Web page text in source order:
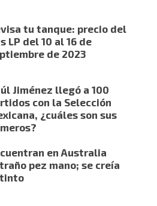
tu tanque: precio del
LP del 10 al 16 de
de 2023
Jiménez llegó a 100
con la Selección
¿cuáles son sus
en Australia
pez mano; se creía